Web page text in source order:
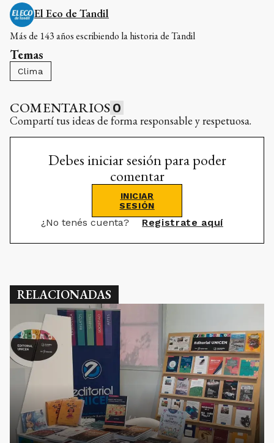
El Eco de Tandil
Más de 143 años escribiendo la historia de Tandil
Temas
Clima
COMENTARIOS 0
Compartí tus ideas de forma responsable y respetuosa.
Debes iniciar sesión para poder
comentar
INICIAR
SESIÓN
¿No tenés cuenta? Registrate aquí
RELACIONADAS